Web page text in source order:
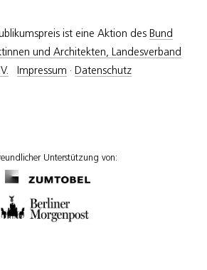
ist eine Aktion des Bund
und Architekten, Landesverband
Impressum · Datenschutz
Unterstützung von: